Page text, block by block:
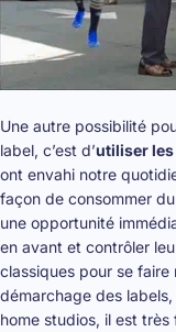
Une autre possibilité
label, c’est d’utiliser
ont envahi notre
façon de consommer
une opportunité
en avant et contrôler
classiques pour se
démarchage des
home studios, il est très